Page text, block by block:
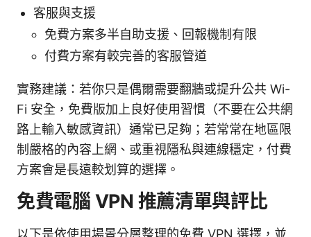
客服與支援
免費方案多半自助支援、回報機制有限
付費方案有較完善的客服管道
實務建議：若你只是偶爾需要翻牆或提升公共 Wi-
Fi 安全，免費版加上良好使用習慣（不要在公共網
路上輸入敏感資訊）通常已足夠；若常常在地區限
制嚴格的內容上網、或重視隱私與連線穩定，付費
方案會是長遠較划算的選擇。
免費電腦 VPN 推薦清單與評比